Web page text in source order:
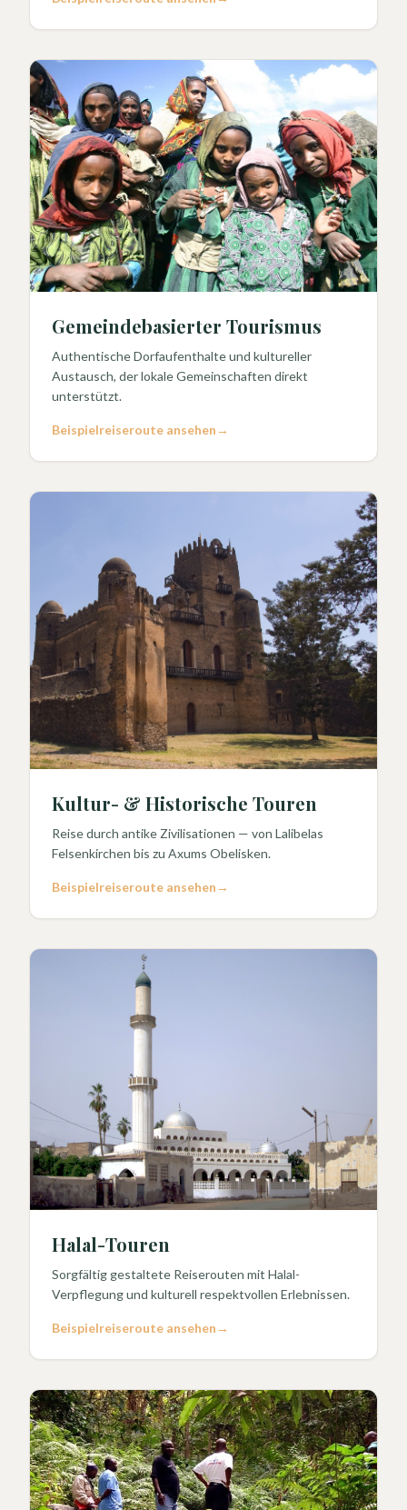
Gemeindebasierter Tourismus
Authentische Dorfaufenthalte und kultureller
Austausch, der lokale Gemeinschaften direkt
unterstützt.
Beispielreiseroute ansehen →
Kultur- & Historische Touren
Reise durch antike Zivilisationen — von Lalibelas
Felsenkirchen bis zu Axums Obelisken.
Beispielreiseroute ansehen →
Halal-Touren
Sorgfältig gestaltete Reiserouten mit Halal-
Verpflegung und kulturell respektvollen Erlebnissen.
Beispielreiseroute ansehen →